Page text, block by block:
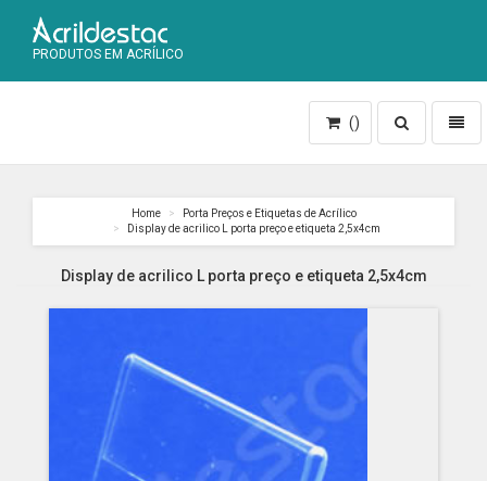
PRODUTOS EM ACRÍLICO
Toggle
search
()
Home
Porta Preços e Etiquetas de Acrílico
Display de acrilico L porta preço e etiqueta 2,5x4cm
Display de acrilico L porta preço e etiqueta 2,5x4cm